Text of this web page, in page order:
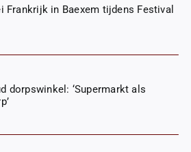
Frankrijk in Baexem tijdens Festival
dorpswinkel: ‘Supermarkt als